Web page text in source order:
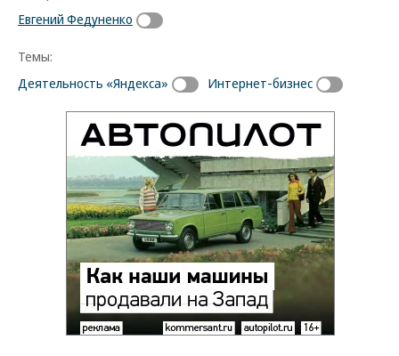
Евгений Федуненко
Темы:
Деятельность «Яндекса»
Интернет-бизнес